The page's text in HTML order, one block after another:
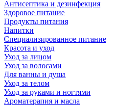
Антисептика и дезинфекция
Здоровое питание
Продукты питания
Напитки
Специализированное питание
Красота и уход
Уход за лицом
Уход за волосами
Для ванны и душа
Уход за телом
Уход за руками и ногтями
Ароматерапия и масла